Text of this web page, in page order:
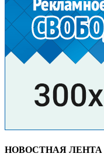
НОВОСТНАЯ ЛЕНТА